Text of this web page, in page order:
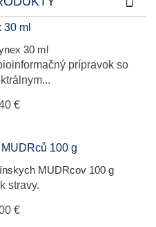
30 ml
prípravok so
€
MUDRcov 100 g
stravy.
€